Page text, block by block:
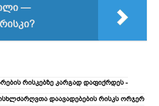
—
რისკებზე კარგად დაფიქრდეს -
დაავადებების რისკს ორჯერ